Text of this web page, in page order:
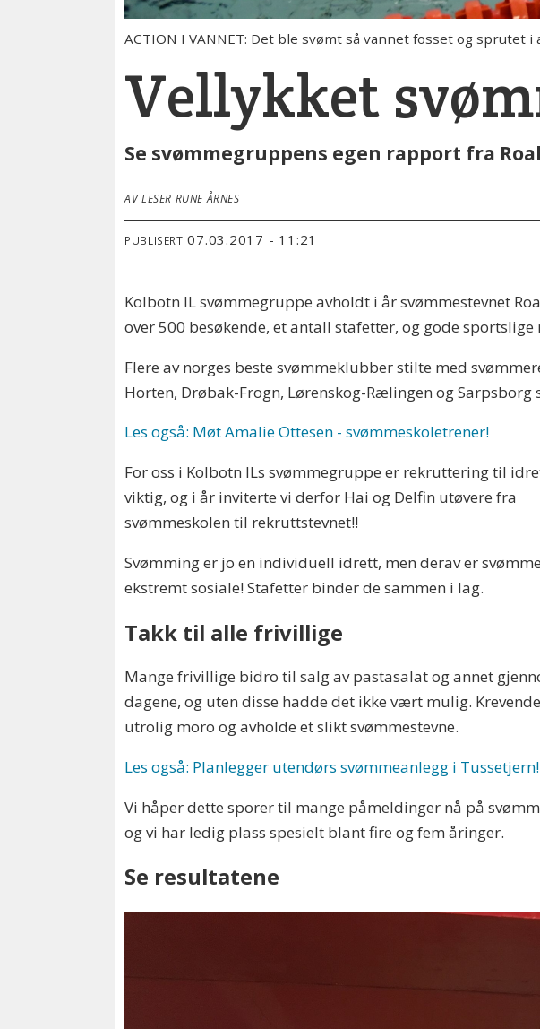
ACTION I VANNET: Det ble svømt så vannet fosset og sprutet i
Vellykket
Se svømmegruppens egen rapport fra
AV LESER RUNE ÅRNES
PUBLISERT 07.03.2017 - 11:21
Kolbotn IL svømmegruppe avholdt i år svømmestevnet
over 500 besøkende, et antall stafetter, og gode
Flere av norges beste svømmeklubber stilte med
Horten, Drøbak-Frogn, Lørenskog-Rælingen og Sarpsborg
Les også: Møt Amalie Ottesen - svømmeskoletrener!
For oss i Kolbotn ILs svømmegruppe er rekruttering til
viktig, og i år inviterte vi derfor Hai og Delfin utøvere fra
svømmeskolen til rekruttstevnet!!
Svømming er jo en individuell idrett, men derav er
ekstremt sosiale! Stafetter binder de sammen i lag.
Takk til alle frivillige
Mange frivillige bidro til salg av pastasalat og annet
dagene, og uten disse hadde det ikke vært mulig.
utrolig moro og avholde et slikt svømmestevne.
Les også: Planlegger utendørs svømmeanlegg i Tussetjern!
Vi håper dette sporer til mange påmeldinger nå på
og vi har ledig plass spesielt blant fire og fem åringer.
Se resultatene